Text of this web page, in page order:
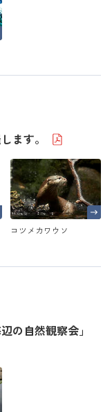
ます。
コツメカワウソ
の自然観察会」